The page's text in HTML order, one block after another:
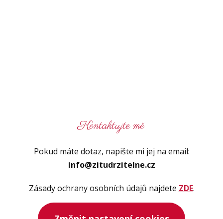
Kontaktujte mě
Pokud máte dotaz, napište mi jej na email:
info@zitudrzitelne.cz
Zásady ochrany osobních údajů najdete ZDE.